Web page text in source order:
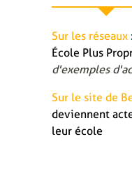
Sur les réseaux :
École Plus
d'exemples
Sur le site de
deviennent
leur école